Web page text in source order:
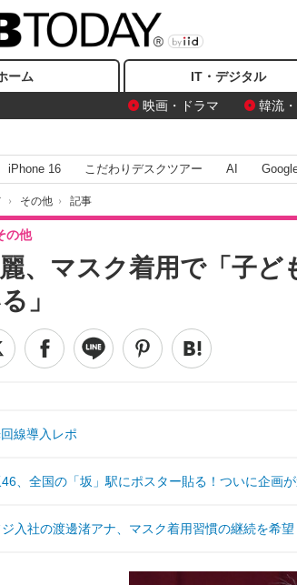
ーム IT・デジタル
映画・ドラマ
韓流
iPhone 16 こだわりデスクツアー AI
› その他 › 記事
、マスク着用で「子
」
の他
線導入レポ
46、全国の「坂」駅にポスター貼る！ついに企画
入社の渡邊渚アナ、マスク着用習慣の継続を希